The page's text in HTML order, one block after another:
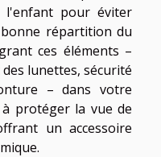
l'enfant pour éviter
répartition du
ces éléments –
lunettes, sécurité
– dans votre
protéger la vue de
un accessoire